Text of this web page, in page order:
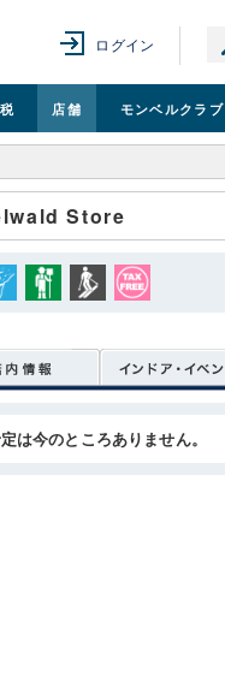
ログイン
店舗 モンベルクラブ
Store
は今のところありません。